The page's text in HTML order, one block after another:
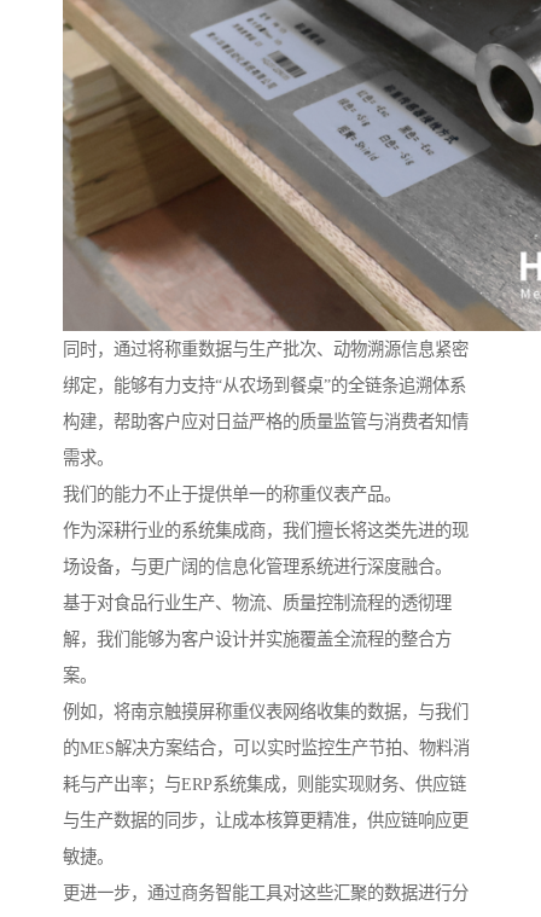
同时，通过将称重数据与生产批次、动物溯源信息紧密
绑定，能够有力支持“从农场到餐桌”的全链条追溯体系
构建，帮助客户应对日益严格的质量监管与消费者知情
需求。
我们的能力不止于提供单一的称重仪表产品。
作为深耕行业的系统集成商，我们擅长将这类先进的现
场设备，与更广阔的信息化管理系统进行深度融合。
基于对食品行业生产、物流、质量控制流程的透彻理
解，我们能够为客户设计并实施覆盖全流程的整合方
案。
例如，将南京触摸屏称重仪表网络收集的数据，与我们
的MES解决方案结合，可以实时监控生产节拍、物料消
耗与产出率；与ERP系统集成，则能实现财务、供应链
与生产数据的同步，让成本核算更精准，供应链响应更
敏捷。
更进一步，通过商务智能工具对这些汇聚的数据进行分